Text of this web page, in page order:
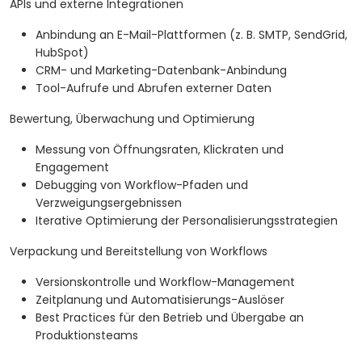
APIs und externe Integrationen
Anbindung an E-Mail-Plattformen (z. B. SMTP, SendGrid,
HubSpot)
CRM- und Marketing-Datenbank-Anbindung
Tool-Aufrufe und Abrufen externer Daten
Bewertung, Überwachung und Optimierung
Messung von Öffnungsraten, Klickraten und
Engagement
Debugging von Workflow-Pfaden und
Verzweigungsergebnissen
Iterative Optimierung der Personalisierungsstrategien
Verpackung und Bereitstellung von Workflows
Versionskontrolle und Workflow-Management
Zeitplanung und Automatisierungs-Auslöser
Best Practices für den Betrieb und Übergabe an
Produktionsteams